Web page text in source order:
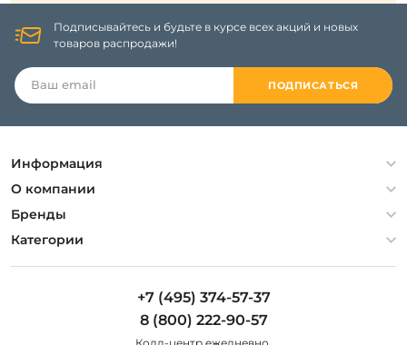
Подписывайтесь и будьте в курсе всех акций и новых
товаров распродажи!
ПОДПИСАТЬСЯ
Информация
Политика конфиденциальности
Гарантия
Оплата и доставка
О компании
О компании
Контакты
Бренды
Artelamp
Категории
Люстры
+7 (495) 374-57-37
8 (800) 222-90-57